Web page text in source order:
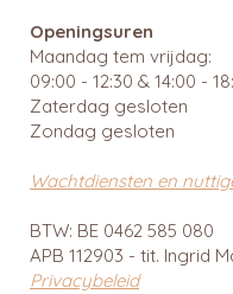
Openingsuren
Maandag tem vrijdag:
09:00 - 12:30 & 14:00 -
Zaterdag gesloten
Zondag gesloten
Wachtdiensten en
BTW: BE 0462 585 080
APB 112903 - tit. Ingrid
Privacybeleid